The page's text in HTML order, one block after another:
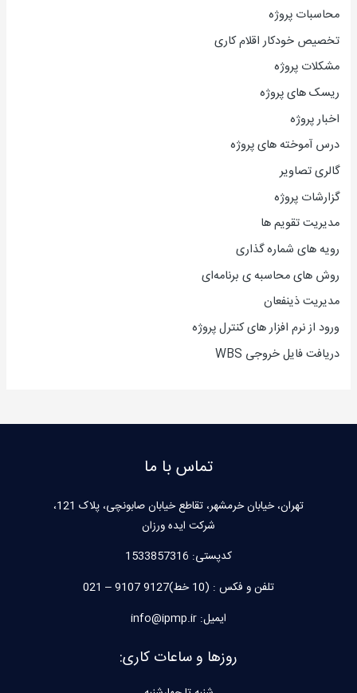
محاسبات پروژه
تخصیص خودکار اقلام کاری
مشکلات پروژه
ریسک های پروژه
اخبار پروژه
درس آموخته های پروژه
گالری تصاویر
گزارشات پروژه
مدیریت تقویم ها
رویه های شماره گذاری
روش های محاسبه ی برنامه‌ای
مدیریت ذینفعان
ورود از نرم افزار های کنترل پروژه
دریافت فایل خروجی WBS
تماس با ما
تهران، خیابان خرمشهر، تقاطع خیابان صابونچی، پلاک 121،
شرکت ایده ورزان
کدپستی: 1533857316
تلفن و فکس : (10 خط)9127 9107 – 021
ایمیل: info@ipmp.ir
روزها و ساعات کاری: